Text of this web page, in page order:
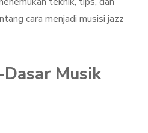
cara menjadi musisi jazz
Musik